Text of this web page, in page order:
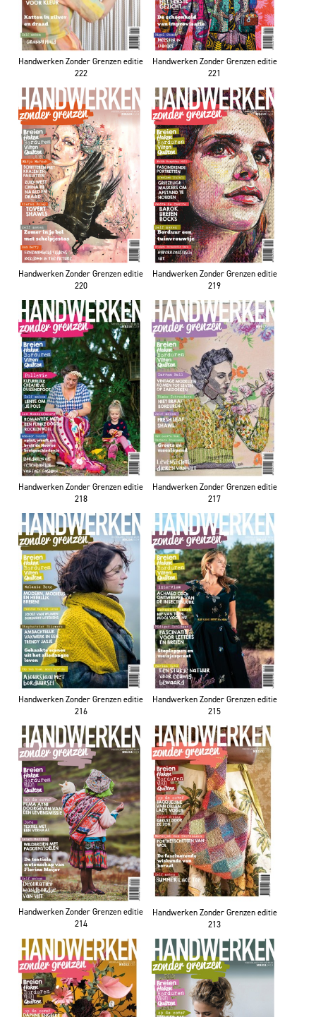
Handwerken Zonder Grenzen editie
222
Handwerken Zonder Grenzen editie
221
Handwerken Zonder Grenzen editie
220
Handwerken Zonder Grenzen editie
219
Handwerken Zonder Grenzen editie
218
Handwerken Zonder Grenzen editie
217
Handwerken Zonder Grenzen editie
216
Handwerken Zonder Grenzen editie
215
Handwerken Zonder Grenzen editie
214
Handwerken Zonder Grenzen editie
213